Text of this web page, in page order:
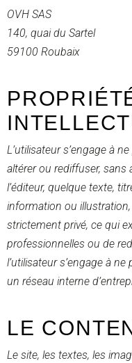
OVH SAS
140, quai du Sartel
59100 Roubaix
L’utilisateur s’engage à
altérer ou rediffuser, sans
l’éditeur, quelque texte,
information ou
strictement privé, ce qui
professionnelles ou de
l’utilisateur s’engage à
un réseau interne
LE
Le site, les textes, les